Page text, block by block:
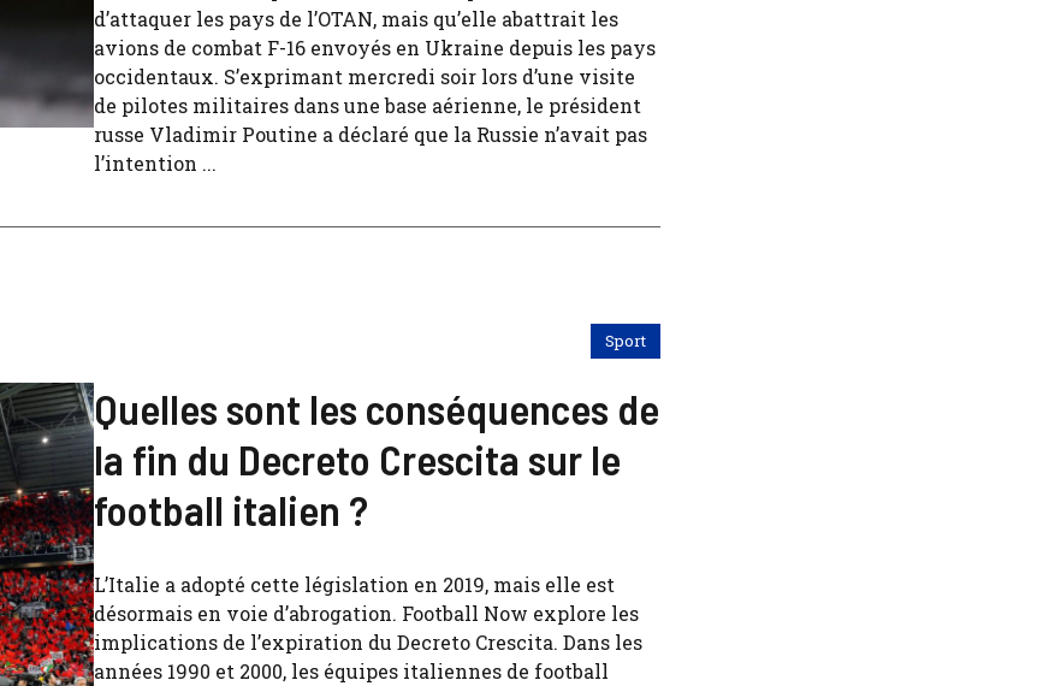
d’attaquer les pays de l’OTAN, mais qu’elle abattrait les
avions de combat F-16 envoyés en Ukraine depuis les pays
occidentaux. S’exprimant mercredi soir lors d’une visite
de pilotes militaires dans une base aérienne, le président
russe Vladimir Poutine a déclaré que la Russie n’avait pas
l’intention ...
Sport
Quelles sont les conséquences de
la fin du Decreto Crescita sur le
football italien ?
L’Italie a adopté cette législation en 2019, mais elle est
désormais en voie d’abrogation. Football Now explore les
implications de l’expiration du Decreto Crescita. Dans les
années 1990 et 2000, les équipes italiennes de football